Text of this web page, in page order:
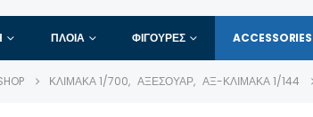
ΠΛΟΙΑ ΦΙΓΟΎΡΕΣ ACCESSORIES
ΚΛΊΜΑΚΑ 1/700, ΑΞΕΣΟΥΆΡ, ΑΞ-ΚΛΊΜΑΚΑ 1/144